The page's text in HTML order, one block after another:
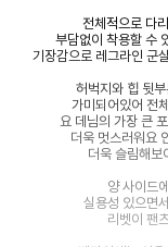
전체적으로 다
부담없이 착용할 수
기장감으로 레그라인 군
허벅지와 힙 뒷
가미되어있어 전
요 데님의 가장 큰
더욱 멋스러워요
더욱 슬림해
양 사이드
실용성 있으면
리벳이 팬